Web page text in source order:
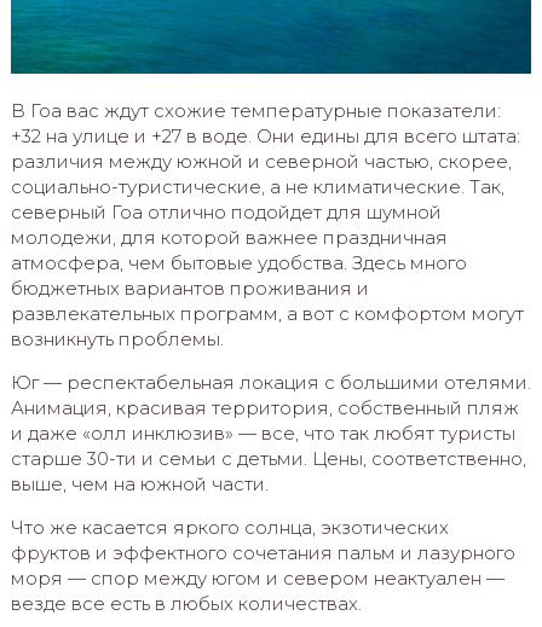
В Гоа вас ждут схожие температурные показатели:
+32 на улице и +27 в воде. Они едины для всего штата:
различия между южной и северной частью, скорее,
социально-туристические, а не климатические. Так,
северный Гоа отлично подойдет для шумной
молодежи, для которой важнее праздничная
атмосфера, чем бытовые удобства. Здесь много
бюджетных вариантов проживания и
развлекательных программ, а вот с комфортом могут
возникнуть проблемы.
Юг — респектабельная локация с большими отелями.
Анимация, красивая территория, собственный пляж
и даже «олл инклюзив» — все, что так любят туристы
старше 30-ти и семьи с детьми. Цены, соответственно,
выше, чем на южной части.
Что же касается яркого солнца, экзотических
фруктов и эффектного сочетания пальм и лазурного
моря — спор между югом и севером неактуален —
везде все есть в любых количествах.